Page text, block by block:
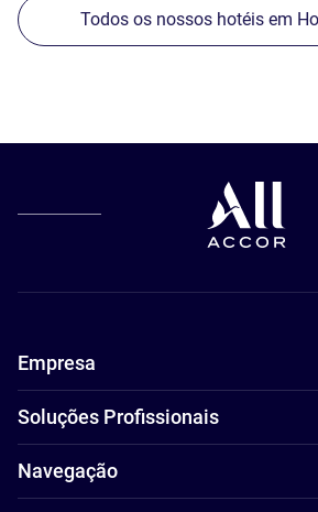
Todos os nossos hotéis em
Empresa
Soluções Profissionais
Navegação